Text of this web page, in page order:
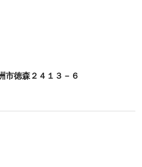
市徳森２４１３－６